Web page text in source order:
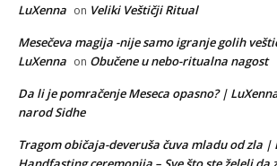
LuXenna on Veliki Veštičji Ritual
Mesečeva magija -nije samo igranje golih
LuXenna on Obučene u nebo-ritualna nagost
Da li je pomračenje Meseca opasno? |
narod Sidhe
Tragom običaja-deveruša čuva mladu od zla |